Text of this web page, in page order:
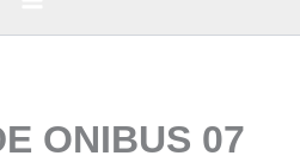
ONIBUS 07